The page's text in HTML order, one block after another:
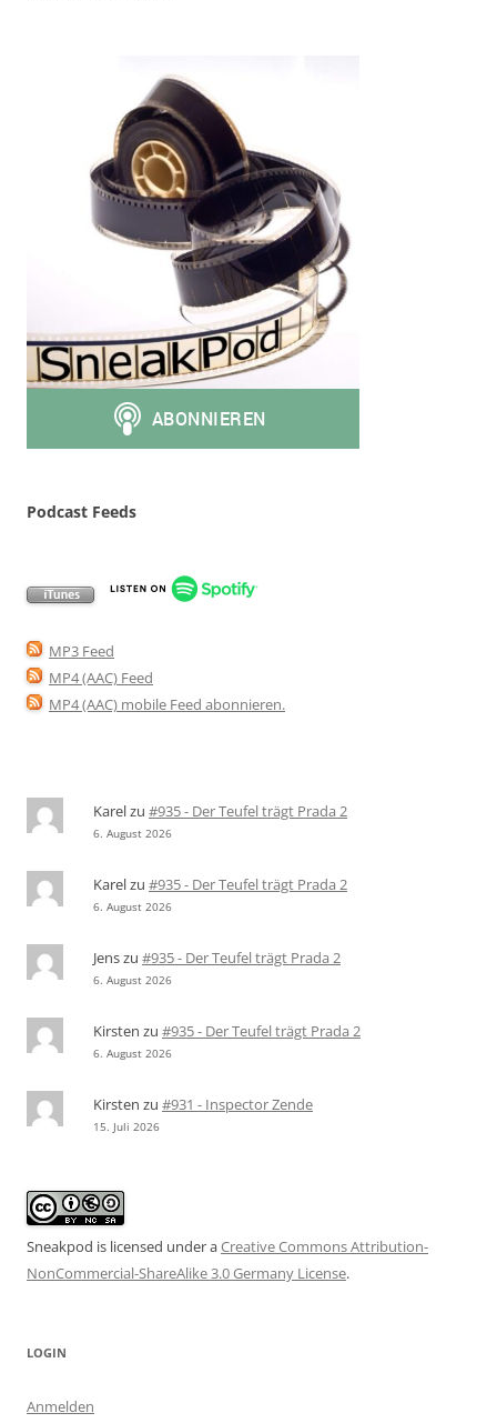
Podcast Feeds
MP3 Feed
MP4 (AAC) Feed
MP4 (AAC) mobile Feed abonnieren.
Karelzu #935 - Der Teufel trägt Prada 2
6. August 2026
Karelzu #935 - Der Teufel trägt Prada 2
6. August 2026
Jenszu #935 - Der Teufel trägt Prada 2
6. August 2026
Kirsten zu #935 - Der Teufel trägt Prada 2
6. August 2026
Kirsten zu #931 - Inspector Zende
15. Juli 2026
Sneakpod is licensed under aCreative Commons Attribution-
NonCommercial-ShareAlike 3.0 Germany License.
LOGIN
Anmelden